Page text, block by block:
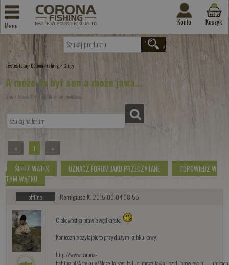
Menu Konto Koszyk
Jesteś tutaj: Corona-Fishing > Grupy
A może to był sen a może jawa...
Grupy »Artykuły CF » A może to był sen a może jawa...
« 1
»
ŚLEDZ WĄTEK
OZNACZ FORUM JAKO PRZECZYTANE
ODPOWIEDZ W
TYM WĄTKU
offline Remigiusz K. 2015-03-04 08:55
Ciekawostka prawie wędkarska
Koniecznie czytajcie to przy dużym kubku kawy!
http://www.corona-
fishing.pl/Artykuly/